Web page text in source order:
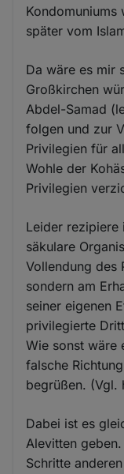
Kondomuniums
später vom
Da wäre es mir
Großkirchen
Abdel-Samad
folgen und zur
Privilegien für
Wohle der
Privilegien
Leider rezipiere
säkulare
Vollendung des
sondern am
seiner eigenen
privilegierte
Wie sonst wäre
falsche
begrüßen. (Vgl.
Dabei ist es
Alevitten
Schritte